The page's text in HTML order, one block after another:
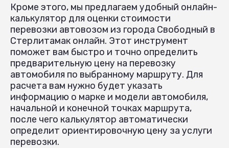
Кроме этого, мы предлагаем удобный онлайн-
калькулятор для оценки стоимости
перевозки автовозом из города Свободный в
Стерлитамак онлайн. Этот инструмент
поможет вам быстро и точно определить
предварительную цену на перевозку
автомобиля по выбранному маршруту. Для
расчета вам нужно будет указать
информацию о марке и модели автомобиля,
начальной и конечной точках маршрута,
после чего калькулятор автоматически
определит ориентировочную цену за услуги
перевозки.